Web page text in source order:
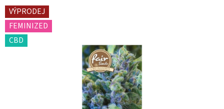
produktu
je
0,0
z
VÝPRODEJ
FEMINIZED
CBD